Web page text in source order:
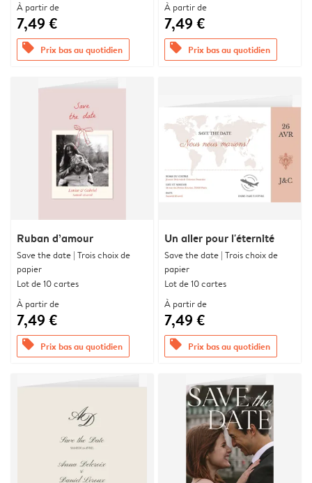
À partir de
7,49 €
offers Prix bas au quotidien
À partir de
7,49 €
offers Prix bas au quotidien
Ruban d’amour
Save the date | Trois choix de
papier
Lot de 10 cartes
À partir de
7,49 €
offers Prix bas au quotidien
Un aller pour l'éternité
Save the date | Trois choix de
papier
Lot de 10 cartes
À partir de
7,49 €
offers Prix bas au quotidien